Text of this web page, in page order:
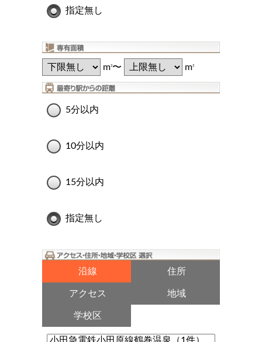
指定無し
m2〜 m2
5分以内
10分以内
15分以内
指定無し
沿線 住所
アクセス 地域
学校区